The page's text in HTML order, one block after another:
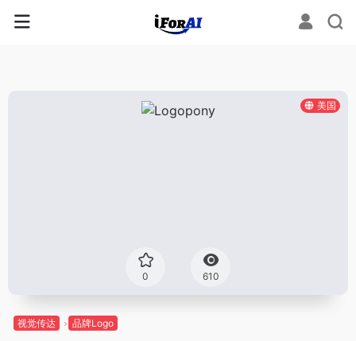
美国
0 610
视觉传达 品牌Logo